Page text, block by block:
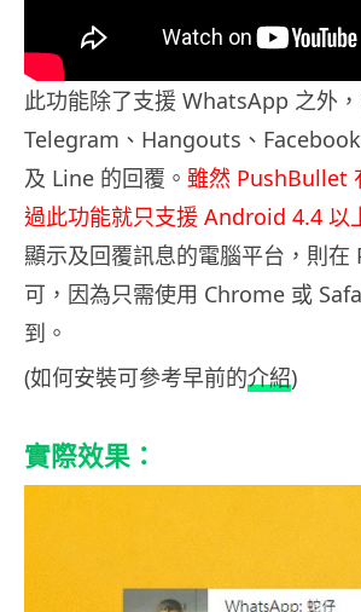
此功能除了支援 WhatsApp 之外
Telegram、Hangouts、
及 Line 的回覆。 雖然 PushBullet
過此功能就只支援 Android 4.4 以
顯示及回覆訊息的電腦平台，則在
可，因為只需使用 Chrome 或
到。
(如何安裝可參考早前的介紹)
實際效果：